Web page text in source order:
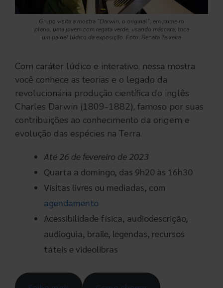
Grupo visita a mostra “Darwin, o original”; em primeiro
plano, uma jovem com regata verde, usando máscara, toca
um painel lúdico da exposição. Foto: Renata Teixeira
Com caráter lúdico e interativo, nessa mostra
você conhece as teorias e o legado da
revolucionária produção científica do inglês
Charles Darwin (1809-1882), famoso por suas
contribuições ao conhecimento da origem e
evolução das espécies na Terra.
Até 26 de fevereiro de 2023
Quarta a domingo, das 9h20 às 16h30
Visitas livres ou mediadas, com
agendamento
Acessibilidade física, audiodescrição,
audioguia, braile, legendas, recursos
táteis e videolibras